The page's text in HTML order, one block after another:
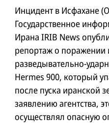
Инцидент в Исфахане
Государственное
Ирана IRIB News
репортаж о поражении
разведывательно-
Hermes 900, который
после пуска иранской
заявлению агентства,
осуществлял опасную